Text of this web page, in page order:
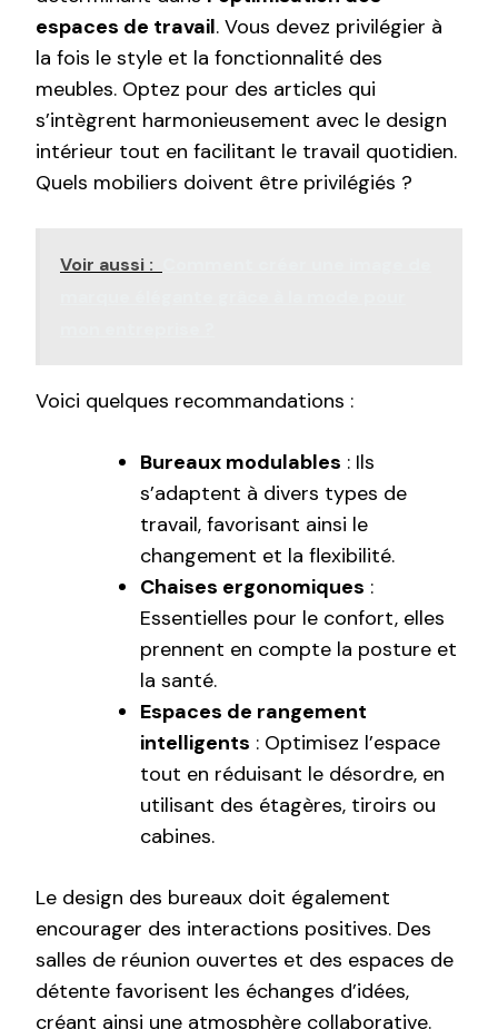
espaces de travail. Vous devez privilégier à
la fois le style et la fonctionnalité des
meubles. Optez pour des articles qui
s’intègrent harmonieusement avec le design
intérieur tout en facilitant le travail quotidien.
Quels mobiliers doivent être privilégiés ?
Voir aussi :
Voici quelques recommandations :
Bureaux modulables : Ils
s’adaptent à divers types de
travail, favorisant ainsi le
changement et la flexibilité.
Chaises ergonomiques :
Essentielles pour le confort, elles
prennent en compte la posture et
la santé.
Espaces de rangement
intelligents : Optimisez l’espace
tout en réduisant le désordre, en
utilisant des étagères, tiroirs ou
cabines.
Le design des bureaux doit également
encourager des interactions positives. Des
salles de réunion ouvertes et des espaces de
détente favorisent les échanges d’idées,
créant ainsi une atmosphère collaborative.